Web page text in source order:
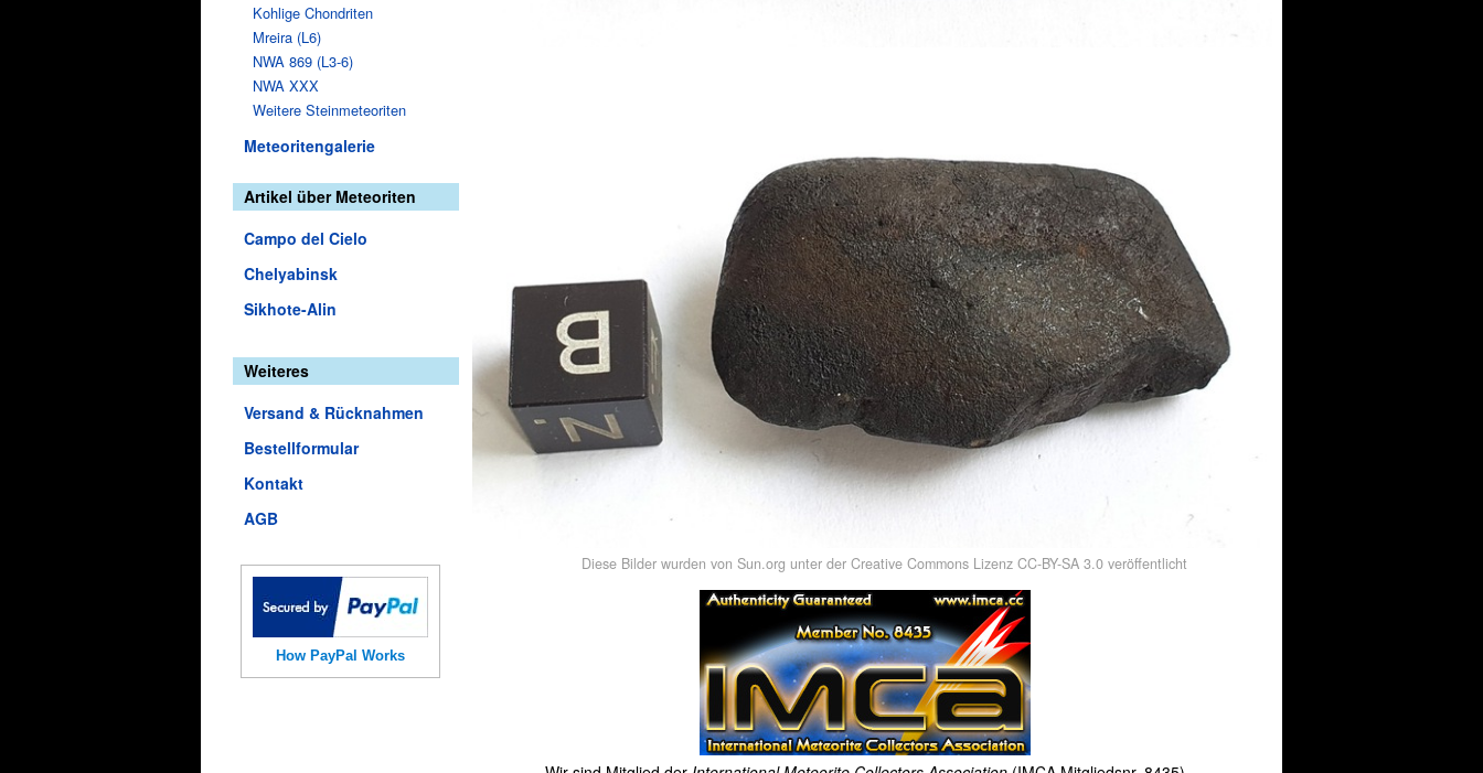
Kohlige Chondriten
Mreira (L6)
NWA 869 (L3-6)
NWA XXX
Weitere Steinmeteoriten
Meteoritengalerie
Artikel über Meteoriten
Campo del Cielo
Chelyabinsk
Sikhote-Alin
Weiteres
Versand & Rücknahmen
Bestellformular
Kontakt
AGB
How PayPal Works
Diese Bilder wurden von Sun.org unter der Creative Commons Lizenz CC-BY-SA 3.0 veröffentlicht